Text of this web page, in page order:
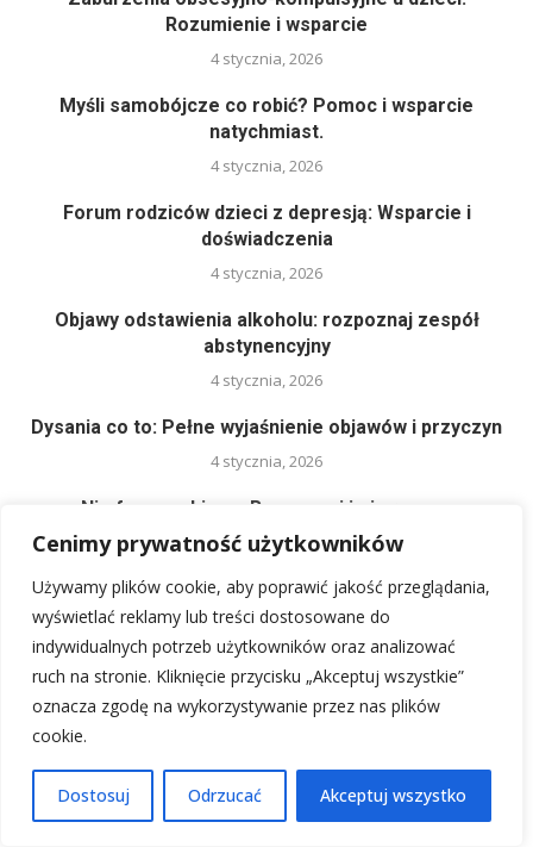
Cenimy prywatność użytkowników
Używamy plików cookie, aby poprawić jakość przeglądania,
wyświetlać reklamy lub treści dostosowane do
indywidualnych potrzeb użytkowników oraz analizować
ruch na stronie. Kliknięcie przycisku „Akceptuj wszystkie”
oznacza zgodę na wykorzystywanie przez nas plików
cookie.
Dostosuj Odrzucać Akceptuj wszystko
Rozumienie i wsparcie
4 stycznia, 2026
Myśli samobójcze co robić? Pomoc i wsparcie
natychmiast.
4 stycznia, 2026
Forum rodziców dzieci z depresją: Wsparcie i
doświadczenia
4 stycznia, 2026
Objawy odstawienia alkoholu: rozpoznaj zespół
abstynencyjny
4 stycznia, 2026
Dysania co to: Pełne wyjaśnienie objawów i przyczyn
4 stycznia, 2026
Nimfoman objawy: Rozpoznaj je i zrozum.
4 stycznia, 2026
Myśli samobójcze co robić? Pomoc i wsparcie
natychmiast.
Zaburzenia postrzegania siebie: jak zrozumieć i